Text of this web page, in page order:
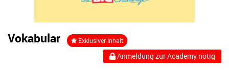
Vokabular Exklusiver Inhalt
Anmeldung zur Academy nötig